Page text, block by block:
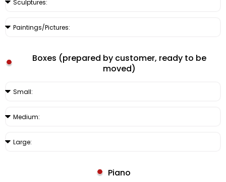
Boxes (prepared by customer, ready to be
moved)
Piano